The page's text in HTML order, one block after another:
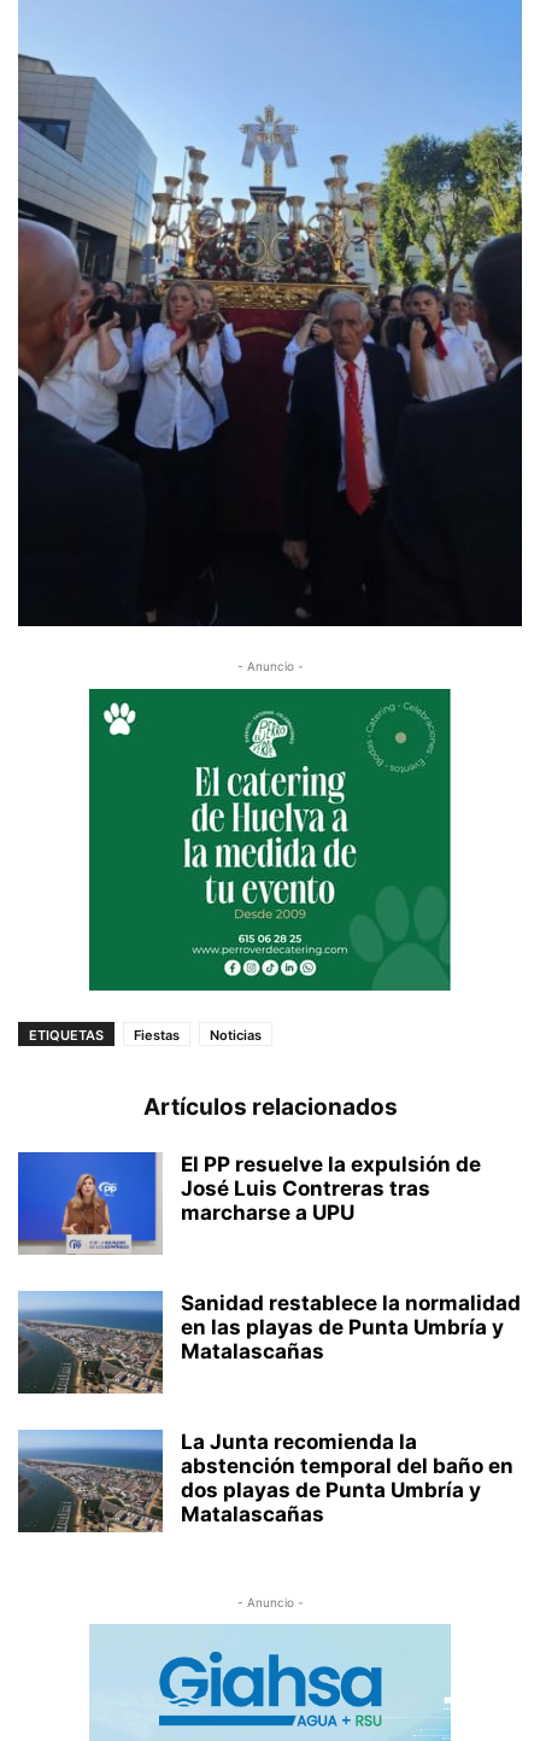
- Anuncio -
ETIQUETAS Fiestas Noticias
Artículos relacionados
El PP resuelve la expulsión de
José Luis Contreras tras
marcharse a UPU
Sanidad restablece la normalidad
en las playas de Punta Umbría y
Matalascañas
La Junta recomienda la
abstención temporal del baño en
dos playas de Punta Umbría y
Matalascañas
- Anuncio -